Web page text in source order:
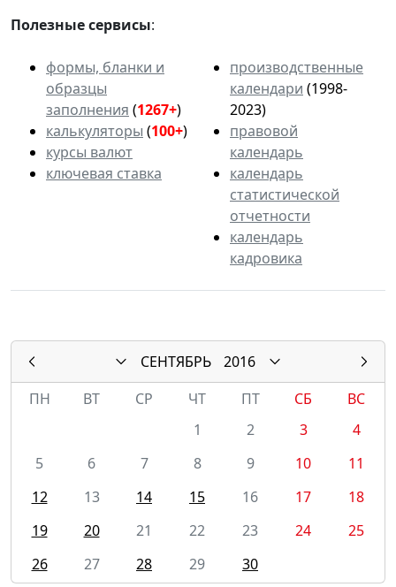
Полезные сервисы:
формы, бланки и
образцы
заполнения (1267+)
калькуляторы (100+)
курсы валют
ключевая ставка
производственные
календари (1998-
2023)
правовой
календарь
календарь
статистической
отчетности
календарь
кадровика
СЕНТЯБРЬ
2016
ПН
ВТ СР ЧТ ПТ СБ
ВС
1
2 3
4
5
6 7 8 9 10
11
12
13 14 15 16 17
18
19
20 21 22 23 24
25
26
27 28 29 30